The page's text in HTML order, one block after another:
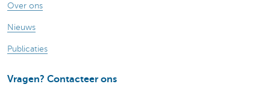
Over ons
Nieuws
Publicaties
Vragen? Contacteer ons